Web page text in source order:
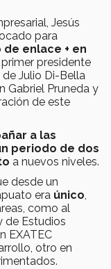
Jesús
para
enlace + en
presidente
Julio Di-Bella
Gabriel Pruneda y
de este
a las
periodo de dos
a nuevos niveles.
desde un
era único,
como al
de Estudios
EXATEC
otro en